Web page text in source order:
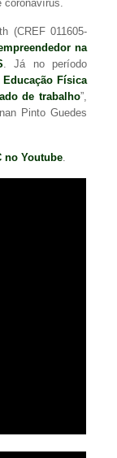
(CREF 011605-
na
. Já no período
Física
de trabalho”,
Pinto Guedes
no Youtube